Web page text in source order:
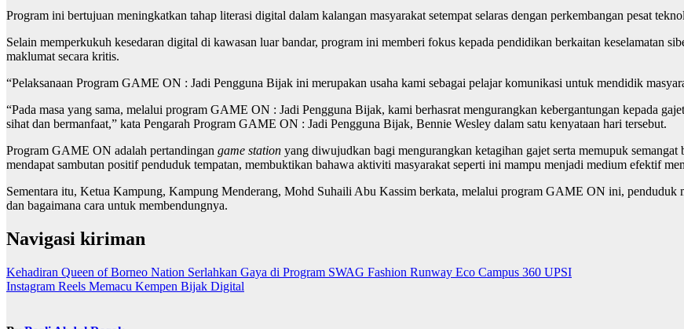
Program ini bertujuan meningkatkan tahap literasi digital dalam kalangan masyarakat setempat selaras dengan perkembangan pesat
Selain memperkukuh kesedaran digital di kawasan luar bandar, program ini memberi fokus kepada pendidikan berkaitan keselamatan
maklumat secara kritis.
“Pelaksanaan Program GAME ON : Jadi Pengguna Bijak ini merupakan usaha kami sebagai pelajar komunikasi untuk mendidik
“Pada masa yang sama, melalui program GAME ON : Jadi Pengguna Bijak, kami berhasrat mengurangkan kebergantungan kepada
sihat dan bermanfaat,” kata Pengarah Program GAME ON : Jadi Pengguna Bijak, Bennie Wesley dalam satu kenyataan hari tersebut.
Program GAME ON adalah pertandingan game station yang diwujudkan bagi mengurangkan ketagihan gajet serta memupuk
mendapat sambutan positif penduduk tempatan, membuktikan bahawa aktiviti masyarakat seperti ini mampu menjadi medium efektif
Sementara itu, Ketua Kampung, Kampung Menderang, Mohd Suhaili Abu Kassim berkata, melalui program GAME ON ini, penduduk
dan bagaimana cara untuk membendungnya.
Navigasi kiriman
Kehadiran Queen of Borneo Nation Serlahkan Gaya di Program SWAG Fashion Runway Eco Campus 360 UPSI
Instagram Reels Memacu Kempen Bijak Digital